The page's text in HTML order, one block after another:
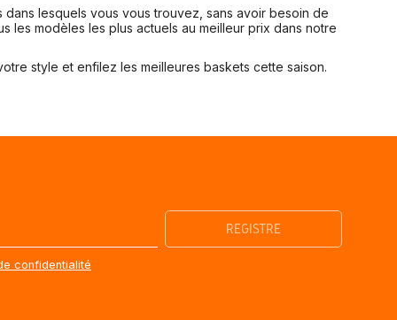
lesquels vous vous trouvez, sans avoir besoin de
les modèles les plus actuels au meilleur prix dans notre
style et enfilez les meilleures baskets cette saison.
confidentialité